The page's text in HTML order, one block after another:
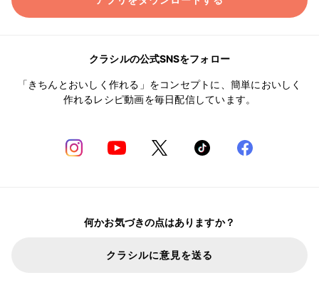
クラシルの公式SNSをフォロー
「きちんとおいしく作れる」をコンセプトに、簡単においしく
作れるレシピ動画を毎日配信しています。
何かお気づきの点はありますか？
クラシルに意見を送る